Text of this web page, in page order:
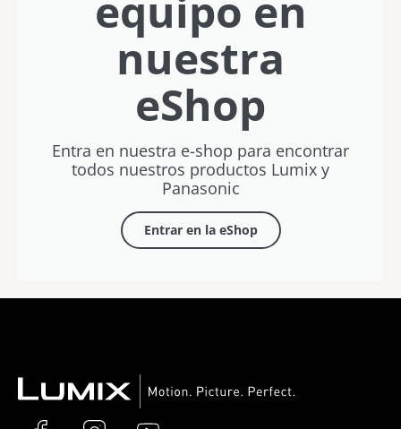
nuestra
eShop
Entra en nuestra e-shop para encontrar
todos nuestros productos Lumix y
Panasonic
Entrar en la eShop